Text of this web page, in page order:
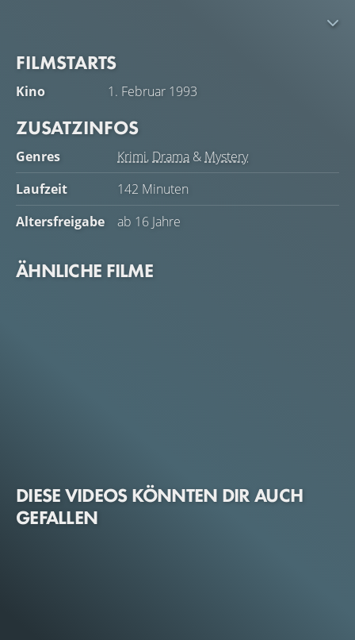
verliert er sein Hab und Gut und gerät in arge
geschnappt wurde.
FILMSTARTS
Kino 1. Februar 1993
ZUSATZINFOS
Genres Krimi, Drama & Mystery
Laufzeit
142 Minuten
Altersfreigabe
ab 16 Jahre
ÄHNLICHE FILME
DIESE VIDEOS KÖNNTEN DIR AUCH
GEFALLEN